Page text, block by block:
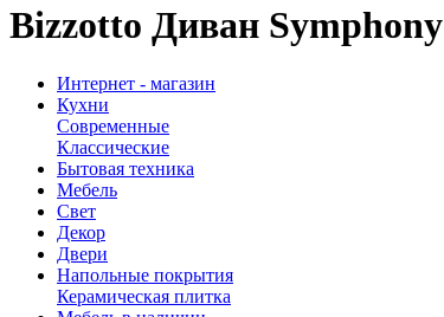
Bizzotto Диван Symphony
Интернет - магазин
Кухни
Современные
Классические
Бытовая техника
Мебель
Свет
Декор
Двери
Напольные покрытия
Керамическая плитка